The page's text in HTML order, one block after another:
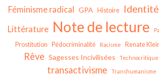
Féminisme radical GPA Histoire
Littérature Note de lecture
Prostitution Pédocriminalité Racisme Renate
Rêve Sagesses Incivilisées Technocritique
transactivisme Transhumanisme